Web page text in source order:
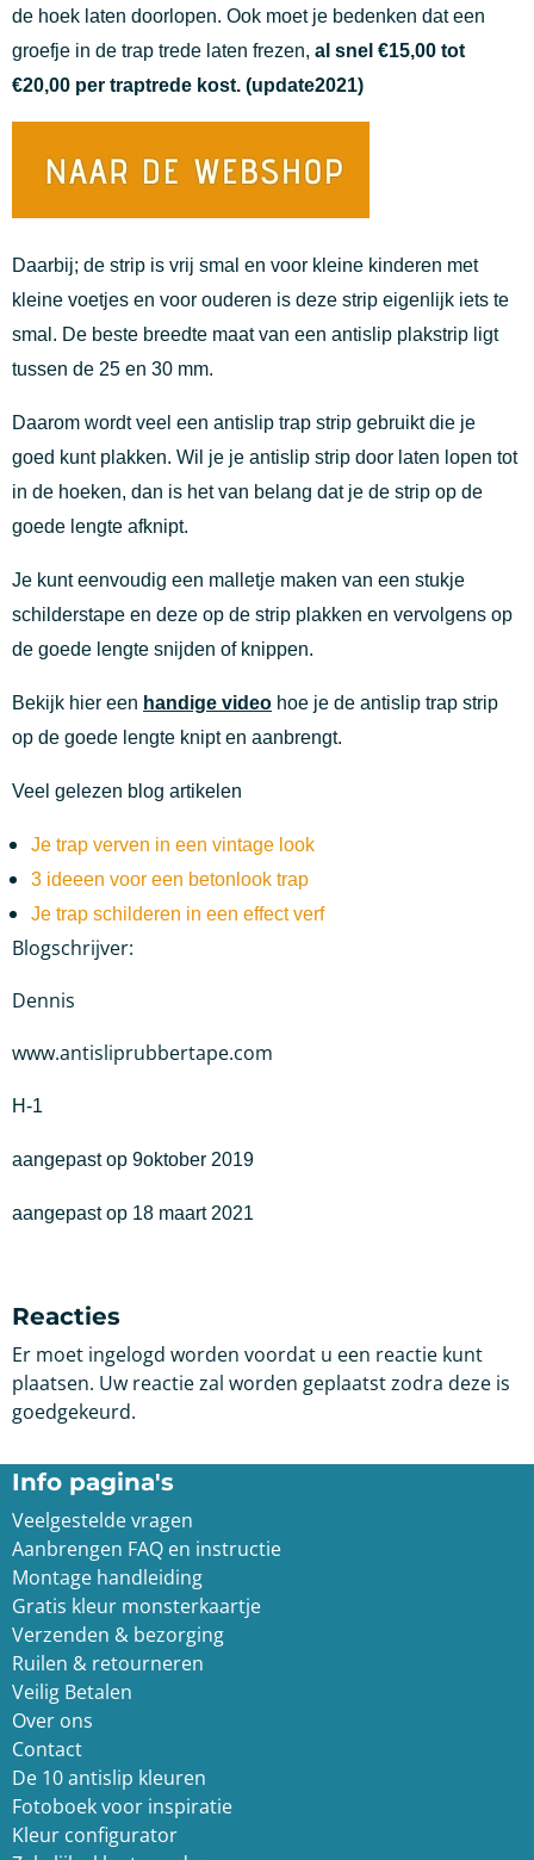
de hoek laten doorlopen. Ook moet je bedenken dat een
groefje in de trap trede laten frezen, al snel €15,00 tot
€20,00 per traptrede kost. (update2021)
Daarbij; de strip is vrij smal en voor kleine kinderen met
kleine voetjes en voor ouderen is deze strip eigenlijk iets te
smal. De beste breedte maat van een antislip plakstrip ligt
tussen de 25 en 30 mm.
Daarom wordt veel een antislip trap strip gebruikt die je
goed kunt plakken. Wil je je antislip strip door laten lopen tot
in de hoeken, dan is het van belang dat je de strip op de
goede lengte afknipt.
Je kunt eenvoudig een malletje maken van een stukje
schilderstape en deze op de strip plakken en vervolgens op
de goede lengte snijden of knippen.
Bekijk hier een handige video hoe je de antislip trap strip
op de goede lengte knipt en aanbrengt.
Veel gelezen blog artikelen
Je trap verven in een vintage look
3 ideeen voor een betonlook trap
Je trap schilderen in een effect verf
Blogschrijver:
Dennis
www.antisliprubbertape.com
H-1
aangepast op 9oktober 2019
aangepast op 18 maart 2021
Reacties
Er moet ingelogd worden voordat u een reactie kunt
plaatsen. Uw reactie zal worden geplaatst zodra deze is
goedgekeurd.
Info pagina's
Veelgestelde vragen
Aanbrengen FAQ en instructie
Montage handleiding
Gratis kleur monsterkaartje
Verzenden & bezorging
Ruilen & retourneren
Veilig Betalen
Over ons
Contact
De 10 antislip kleuren
Fotoboek voor inspiratie
Kleur configurator